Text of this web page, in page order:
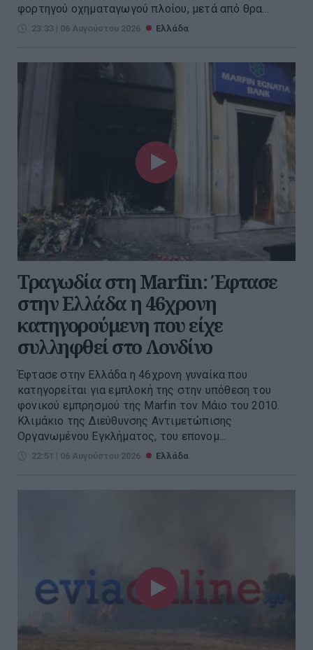
φορτηγού οχηματαγωγού πλοίου, μετά από θρα...
23:33 | 06 Αυγούστου 2026 Ελλάδα
Τραγωδία στη Marfin: Έφτασε
στην Ελλάδα η 46χρονη
κατηγορούμενη που είχε
συλληφθεί στο Λονδίνο
Έφτασε στην Ελλάδα η 46χρονη γυναίκα που
κατηγορείται για εμπλοκή της στην υπόθεση του
φονικού εμπρησμού της Marfin τον Μάιο του 2010.
Κλιμάκιο της Διεύθυνσης Αντιμετώπισης
Οργανωμένου Εγκλήματος, του επονομ...
22:51 | 06 Αυγούστου 2026 Ελλάδα